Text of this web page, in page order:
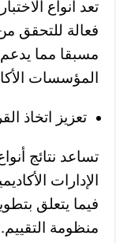
تعد أنواع
فعالة للتحقق
مسبقا مما يدعم
المؤسسات
تعزيز اتخاذ
تساعد نتائج
الإدارات
فيما يتعلق
منظومة التقييم.